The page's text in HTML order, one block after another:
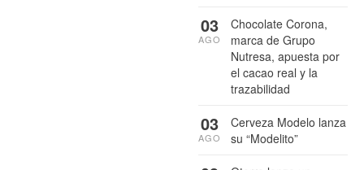
Chocolate Corona,
marca de Grupo
Nutresa, apuesta por
el cacao real y la
trazabilidad
03
AGO
Cerveza Modelo lanza
su “Modelito”
03
AGO